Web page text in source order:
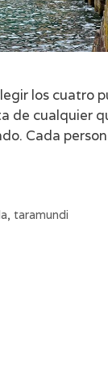
los cuatro
de cualquier
Cada
, taramundi